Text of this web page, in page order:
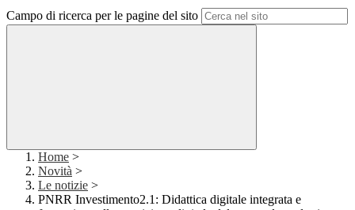
Campo di ricerca per le pagine del sito
Home >
Novità >
Le notizie >
PNRR Investimento2.1: Didattica digitale integrata e